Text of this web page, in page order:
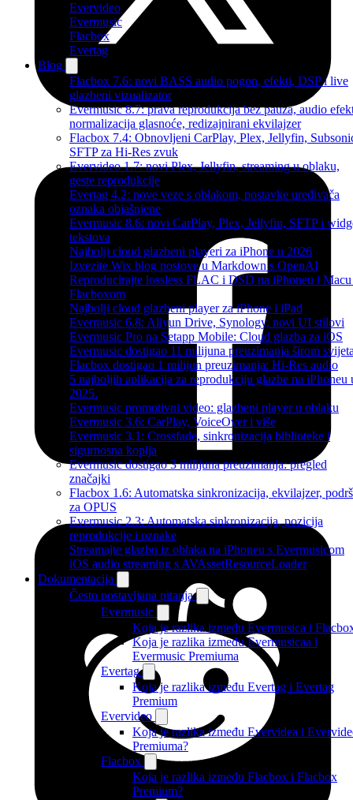
Evervideo
Evermusic
Flacbox
Evertag
Blog
Flacbox 7.6: novi BASS audio pogon, efekti, DSP i live
glazbeni vizualizator
Evermusic 8.7: prava reprodukcija bez pauza, audio
normalizacija glasnoće, redizajnirani ekvilajzer
Flacbox 7.4: Obnovljeni CarPlay, Plex, Jellyfin,
SFTP za Hi-Res zvuk
Evervideo 1.7: novi Plex, Jellyfin, streaming u oblaku,
geste reprodukcije
Evertag 4.2: nove veze s oblakom, postavke uređivača
oznaka objašnjene
Evermusic 8.6: novi CarPlay, Plex, Jellyfin, SFTP i
tekstova
Najbolji cloud glazbeni playeri za iPhone u 2026
Izvezite Wix blog postove u Markdown s OpenAI
Reproducirajte lossless FLAC i DSD na iPhoneu i Macu
Flacboxom
Najbolji cloud glazbeni player za iPhone i iPad
Evermusic 6.8: Aliyun Drive, Synology, novi UI stilovi
Evermusic Pro na Setapp Mobile: Cloud glazba za iOS
Evermusic dostigao 11 milijuna preuzimanja širom
Flacbox dostigao 1 milijun preuzimanja: Hi-Res audio
5 najboljih aplikacija za reprodukciju glazbe na iPhoneu
2025.
Evermusic promotivni video: glazbeni player u oblaku
Evermusic 3.6: CarPlay, VoiceOver i više
Evermusic 3.1: Crossfade, sinkronizacija biblioteke i
sigurnosna kopija
Evermusic dostigao 3 milijuna preuzimanja: pregled
značajki
Flacbox 1.6: Automatska sinkronizacija, ekvilajzer,
za OPUS
Evermusic 2.3: Automatska sinkronizacija, pozicija
reprodukcije i oznake
Streamajte glazbu iz oblaka na iPhoneu s Evermusicom
iOS audio streaming s AVAssetResourceLoader
Dokumentacija
Često postavljana pitanja
Evermusic
Koja je razlika između Evermusica i
Koja je razlika između Evermusicaa i
Evermusic Premiuma
Evertag
Koja je razlika između Evertag i Evertag
Premium
Evervideo
Koja je razlika između Evervidea i
Premiuma?
Flacbox
Koja je razlika između Flacbox i Flacbox
Premium?